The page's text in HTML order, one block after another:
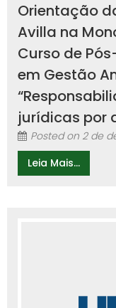
Orientação
Avilla na
Curso de
em Gestão
jurídicas por
Posted on 2 de
Leia Mais...